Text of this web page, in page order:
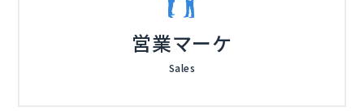
営業マーケ
Sales